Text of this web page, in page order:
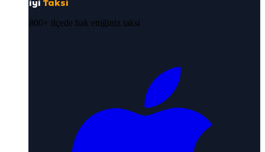
iyi Taksi
800+ ilçede hak ettiğiniz taksi